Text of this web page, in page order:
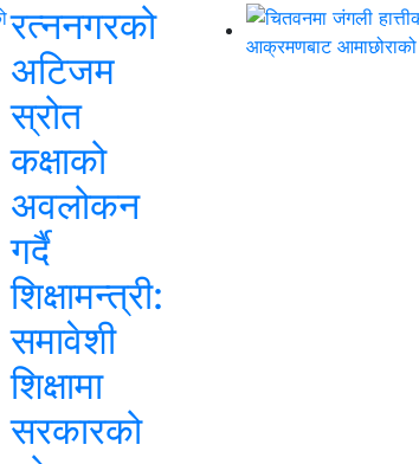
रत्ननगरको
अटिजम
स्रोत
कक्षाको
अवलोकन
गर्दै
शिक्षामन्त्री:
समावेशी
शिक्षामा
सरकारको